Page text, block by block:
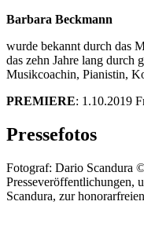
Barbara Beckmann
wurde bekannt durch das
das zehn Jahre lang durch
Musikcoachin, Pianistin,
PREMIERE: 1.10.2019
Pressefotos
Fotograf: Dario Scandura
Presseveröffentlichungen,
Scandura, zur